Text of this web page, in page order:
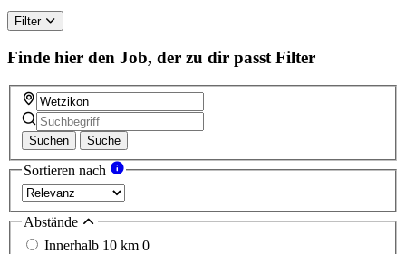
Filter
Finde hier den Job, der zu dir passt Filter
Suchen Suche
Sortieren nach
Abstände
Innerhalb 10 km 0